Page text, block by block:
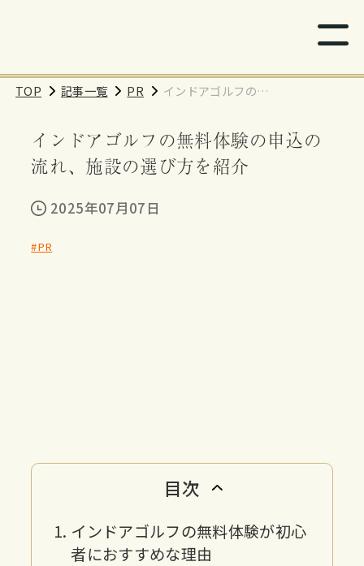
TOP 記事一覧 PR
インドアゴルフの無
れ、施設の選び方を
紹介
インドアゴルフの無料体験の申込の
流れ、施設の選び方を紹介
2025年07月07日
#PR
目次
インドアゴルフの無料体験が初心
者におすすめな理由